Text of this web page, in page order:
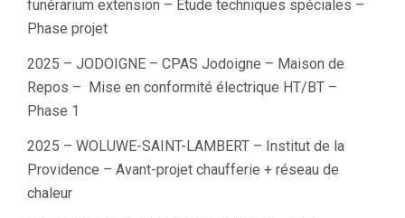
funérarium extension – Étude techniques spéciales –
Phase projet
2025 – JODOIGNE – CPAS Jodoigne – Maison de
Repos – Mise en conformité électrique HT/BT –
Phase 1
2025 – WOLUWE-SAINT-LAMBERT – Institut de la
Providence – Avant-projet chaufferie + réseau de
chaleur